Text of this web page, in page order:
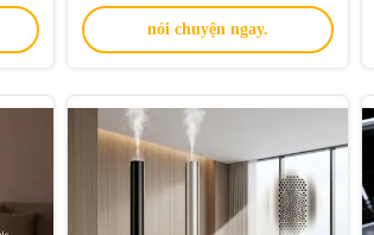
đình
thơm không khí lạnh tối giản
nói chuyện ngay.